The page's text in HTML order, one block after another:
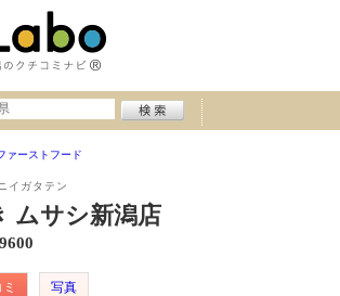
ァーストフード
イガタテン
ムサシ新潟店
写真